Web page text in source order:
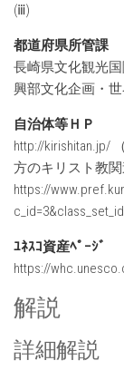
(ⅲ)
都道府県所管課
長崎県文化観光
興部文化企画・
自治体等ＨＰ
http://kirishitan.jp/
方のキリスト教
https://
ﾕﾈｽｺ資産ﾍﾟｰｼﾞ
https://
解説
詳細解説